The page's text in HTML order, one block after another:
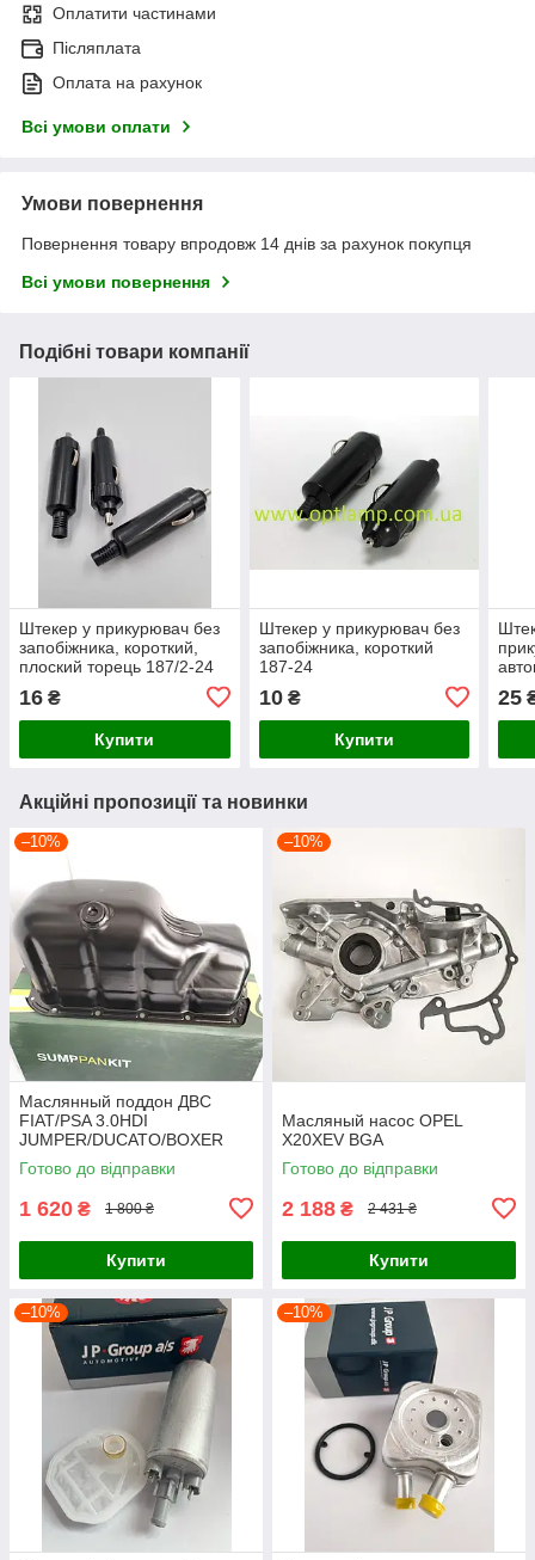
Оплатити частинами
Післяплата
Оплата на рахунок
Всі умови оплати
Умови повернення
Повернення товару впродовж 14 днів за рахунок покупця
Всі умови повернення
Подібні товари компанії
Штекер у прикурювач без
запобіжника, короткий,
плоский торець 187/2-24
16 ₴
Купити
Штекер у прикурювач без
запобіжника, короткий
187-24
10₴
Купити
25
Акційні пропозиції та новинки
–10%
Маслянный поддон ДВС
FIAT/PSA 3.0HDI
JUMPER/DUCATO/BOXER
2006-2012 BGA
Готово до відправки
1 620 ₴ 1 800 ₴
Купити
–10%
Масляный насос OPEL
X20XEV BGA
Готово до відправки
2 188 ₴ 2 431 ₴
Купити
–10% –10%